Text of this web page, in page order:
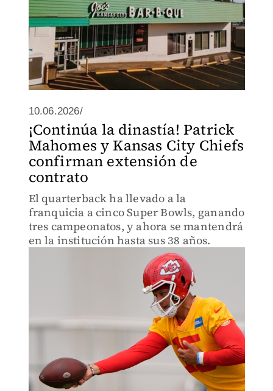
10.06.2026/
¡Continúa la dinastía! Patrick
Mahomes y Kansas City Chiefs
confirman extensión de
contrato
El quarterback ha llevado a la
franquicia a cinco Super Bowls, ganando
tres campeonatos, y ahora se mantendrá
en la institución hasta sus 38 años.